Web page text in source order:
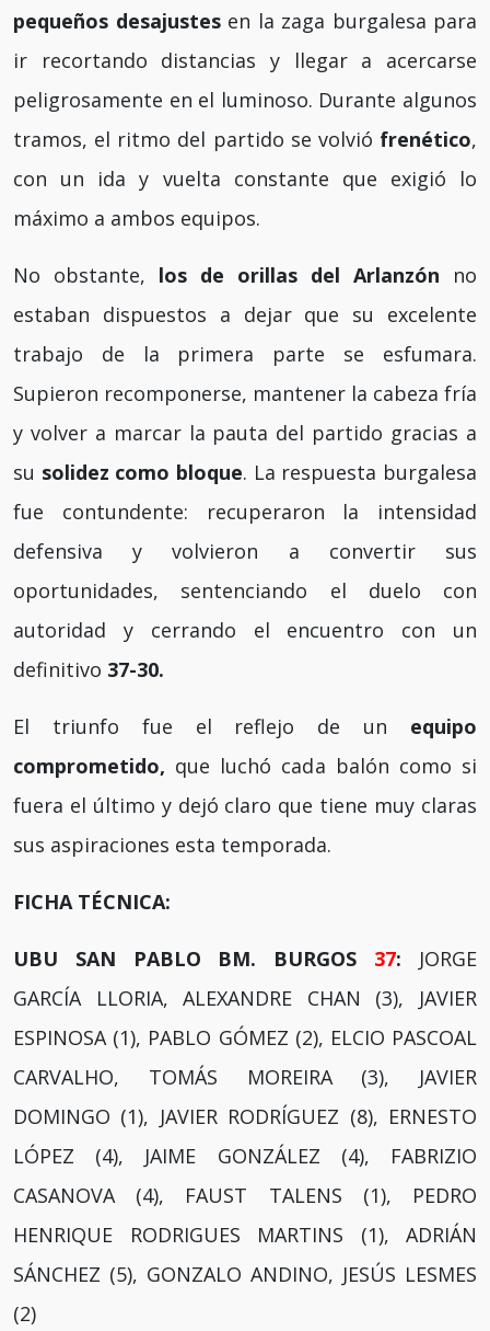
pequeños desajustesen la zaga burgalesa para
ir recortando distancias y llegar a acercarse
peligrosamente en el luminoso. Durante algunos
tramos, el ritmo del partido se volvió frenético,
con un ida y vuelta constante que exigió lo
máximo a ambos equipos.
No obstante, los de orillas del Arlanzón no
estaban dispuestos a dejar que su excelente
trabajo de la primera parte se esfumara.
Supieron recomponerse, mantener la cabeza fría
y volver a marcar la pauta del partido gracias a
su solidez como bloque. La respuesta burgalesa
fue contundente: recuperaron la intensidad
defensiva y volvieron a convertir sus
oportunidades, sentenciando el duelo con
autoridad y cerrando el encuentro con un
definitivo 37-30.
El triunfo fue el reflejo de un equipo
comprometido, que luchó cada balón como si
fuera el último y dejó claro que tiene muy claras
sus aspiraciones esta temporada.
FICHA TÉCNICA:
UBU SAN PABLO BM. BURGOS 37: JORGE
GARCÍA LLORIA, ALEXANDRE CHAN (3), JAVIER
ESPINOSA (1), PABLO GÓMEZ (2), ELCIO PASCOAL
CARVALHO, TOMÁS MOREIRA (3), JAVIER
DOMINGO (1), JAVIER RODRÍGUEZ (8), ERNESTO
LÓPEZ (4), JAIME GONZÁLEZ (4), FABRIZIO
CASANOVA (4), FAUST TALENS (1), PEDRO
HENRIQUE RODRIGUES MARTINS (1), ADRIÁN
SÁNCHEZ (5), GONZALO ANDINO, JESÚS LESMES
(2)